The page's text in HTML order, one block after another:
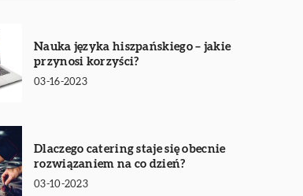
Nauka języka hiszpańskiego – jakie
przynosi korzyści?
03-16-2023
Dlaczego catering staje się obecnie
rozwiązaniem na co dzień?
03-10-2023